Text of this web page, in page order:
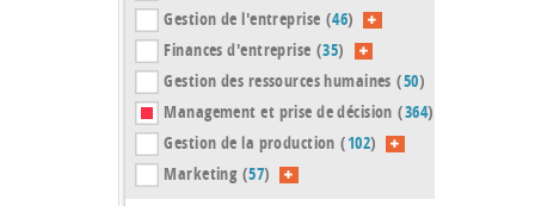
Gestion de l'entreprise (46)
Finances d'entreprise (35)
Gestion des ressources humaines (50)
Management et prise de décision (364)
Gestion de la production (102)
Marketing (57)